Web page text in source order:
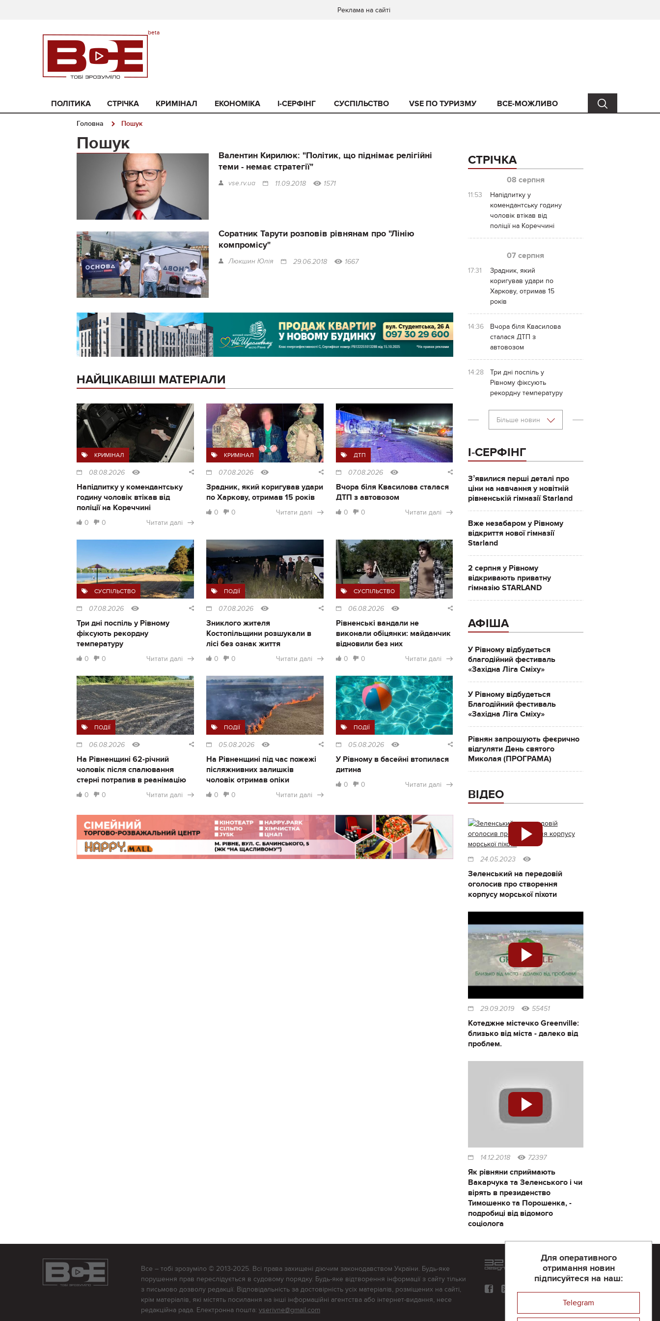
Реклама на сайті
ПОЛІТИКА СТРІЧКА КРИМІНАЛ ЕКОНОМІКА I-СЕРФІНГ СУСПІЛЬСТВО VSE ПО ТУРИЗМУ ВСЕ-МОЖЛИВО
Головна Пошук
Пошук
Валентин Кирилюк: "Політик, що піднімає релігійні
теми - немає стратегії"
vse.rv.ua 11.09.2018 1571
Соратник Тарути розповів рівнянам про "Лінію
компромісу"
Люкшин Юлія 29.06.2018 1667
НАЙЦІКАВІШІ МАТЕРІАЛИ
КРИМІНАЛ
08.08.2026
Напідпитку у комендантську
годину чоловік втікав від
поліції на Кореччині
0 0 Читати далі
КРИМІНАЛ
07.08.2026
Зрадник, який коригував удари
по Харкову, отримав 15 років
0 0 Читати далі
ДТП
07.08.2026
Вчора біля Квасилова сталася
ДТП з автовозом
0 0 Читати далі
СУСПІЛЬСТВО
07.08.2026
Три дні поспіль у Рівному
фіксують рекордну
температуру
0 0 Читати далі
ПОДІЇ
07.08.2026
Зниклого жителя
Костопільщини розшукали в
лісі без ознак життя
0 0 Читати далі
СУСПІЛЬСТВО
06.08.2026
Рівненські вандали не
виконали обіцянки: майданчик
відновили без них
0 0 Читати далі
ПОДІЇ
06.08.2026
На Рівненщині 62-річний
чоловік після спалювання
стерні потрапив в реанімацію
0 0 Читати далі
ПОДІЇ
05.08.2026
На Рівненщині під час пожежі
післяжнивних залишків
чоловік отримав опіки
0 0 Читати далі
ПОДІЇ
05.08.2026
У Рівному в басейні втопилася
дитина
0 0 Читати далі
СТРІЧКА
08 серпня
11:53
Напідпитку у
комендантську годину
чоловік втікав від
поліції на Кореччині
07 серпня
17:31
Зрадник, який
коригував удари по
Харкову, отримав 15
років
14:36
Вчора біля Квасилова
сталася ДТП з
автовозом
14:28
Три дні поспіль у
Рівному фіксують
рекордну температуру
Більше новин
І-СЕРФІНГ
Зʼявилися перші деталі про
ціни на навчання у новітній
рівненській гімназії Starland
Вже незабаром у Рівному
відкриття нової гімназії
Starland
2 серпня у Рівному
відкривають приватну
гімназію STARLAND
АФІША
У Рівному відбудеться
благодійний фестиваль
«Західна Ліга Сміху»
У Рівному відбудеться
Благодійний фестиваль
«Західна Ліга Сміху»
Рівнян запрошують феєрично
відгуляти День святого
Миколая (ПРОГРАМА)
ВІДЕО
24.05.2023
Зеленський на передовій
оголосив про створення
корпусу морської піхоти
29.09.2019 55451
Котеджне містечко Greenville:
близько від міста - далеко від
проблем.
14.12.2018 72397
Як рівняни сприймають
Вакарчука та Зеленського і чи
вірять в президенство
Тимошенко та Порошенка, -
подробиці від відомого
соціолога
Для оперативного
отримання новин
підписуйтеся на наш:
Telegram
Все – тобі зрозуміло © 2013-2025. Всі права захищені діючим законодавством України. Будь-яке
порушення прав переслідується в судовому порядку. Будь-яке відтворення інформації з сайту тільки
з письмово дозволу редакції. Відповідальність за достовірність усіх матеріалів, розміщених на сайті,
крім матеріалів, які містять посилання на інші інформаційні агентства або інтернет-видання, несе
редакційна рада. Електронна пошта: vserivne@gmail.com
Розроблений та підтримується
компанії 32х32